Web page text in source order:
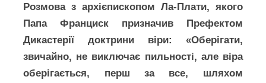
Розмова з архієпископом Ла-Плати, якого
Папа Франциск призначив Префектом
Дикастерії доктрини віри: «Оберігати,
звичайно, не виключає пильності, але віра
оберігається, перш за все, шляхом